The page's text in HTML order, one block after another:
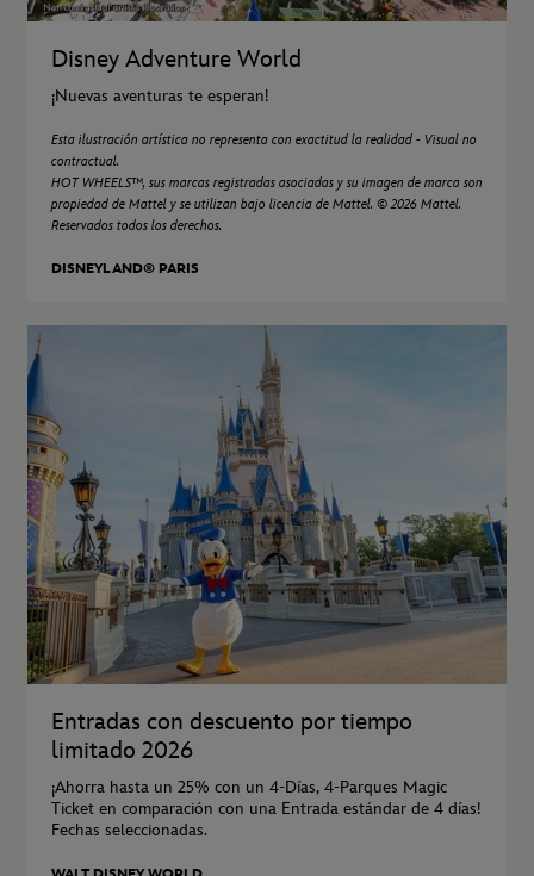
Disney Adventure World
¡Nuevas aventuras te esperan!
Esta ilustración artística no representa con exactitud la realidad - Visual no
contractual.
HOT WHEELS™, sus marcas registradas asociadas y su imagen de marca son
propiedad de Mattel y se utilizan bajo licencia de Mattel. © 2026 Mattel.
Reservados todos los derechos.
DISNEYLAND® PARIS
Entradas con descuento por tiempo
limitado 2026
¡Ahorra hasta un 25% con un 4-Días, 4-Parques Magic
Ticket en comparación con una Entrada estándar de 4 días!
Fechas seleccionadas.